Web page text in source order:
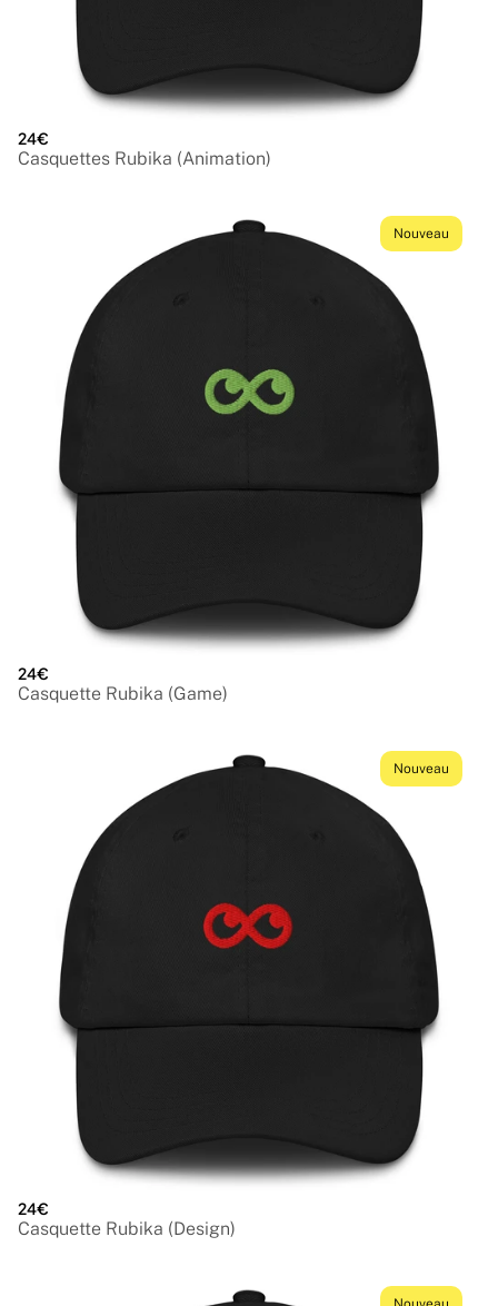
24€
Casquettes Rubika (Animation)
Nouveau
24€
Casquette Rubika (Game)
Nouveau
24€
Casquette Rubika (Design)